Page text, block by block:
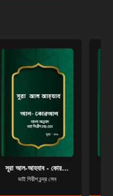
সূরা আল-আহযাব - কোরআন শরীফ বাংলা অনুবাদ - সূরা ৩৩
ভাই গিরীশ চন্দ্র সেন